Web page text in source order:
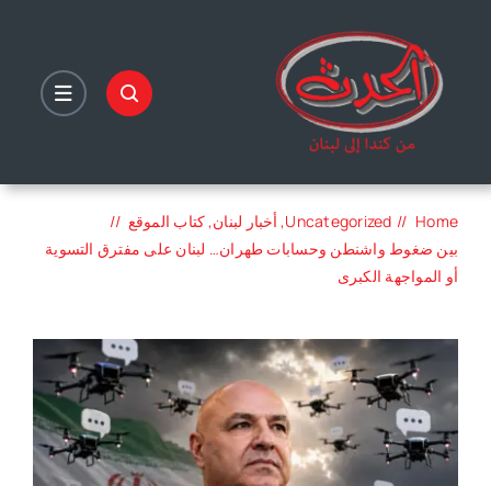
content
Home
Uncategorized أخبار لبنان كتاب الموقع
بين ضغوط واشنطن وحسابات طهران… لبنان على مفترق التسوية
أو المواجهة الكبرى